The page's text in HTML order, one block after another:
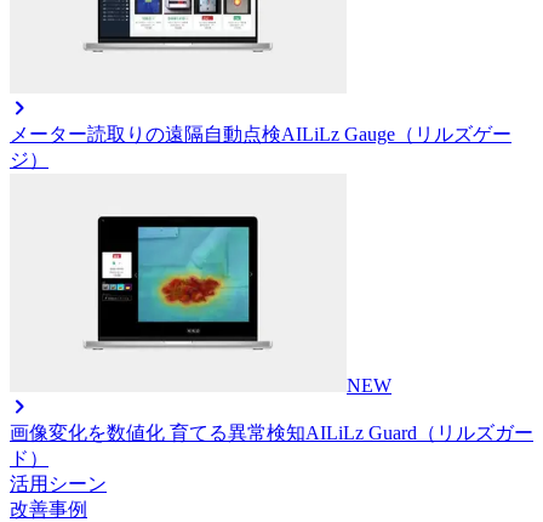
メーター読取りの遠隔自動点検AILiLz Gauge（リルズゲー
ジ）
NEW
画像変化を数値化 育てる異常検知AILiLz Guard（リルズガー
ド）
活用シーン
改善事例